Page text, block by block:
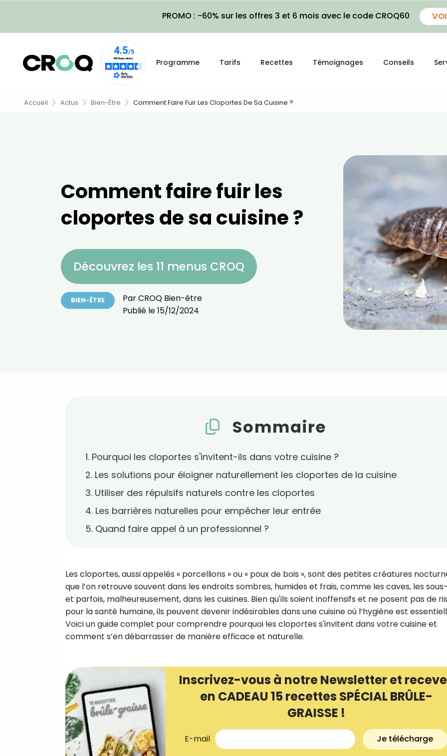
PROMO : -60% sur les offres 3 et 6 mois avec le code CROQ60
Programme Tarifs Recettes Témoignages Conseils
Accueil Actus Bien-Être Comment Faire Fuir Les Cloportes De Sa Cuisine ?
Comment faire fuir les
cloportes de sa cuisine ?
Découvrez les 11 menus CROQ
BIEN-ÊTRE ParCROQ Bien-être
Publié le15/12/2024
Sommaire
1. Pourquoi les cloportes s'invitent-ils dans votre cuisine ?
2. Les solutions pour éloigner naturellement les cloportes de la cuisine
3. Utiliser des répulsifs naturels contre les cloportes
4. Les barrières naturelles pour empêcher leur entrée
5. Quand faire appel à un professionnel ?
Les cloportes, aussi appelés « porcellions » ou « poux de bois », sont des petites créatures
que l’on retrouve souvent dans les endroits sombres, humides et frais, comme les caves, les
et parfois, malheureusement, dans les cuisines. Bien qu'ils soient inoffensifs et ne posent pas de
pour la santé humaine, ils peuvent devenir indésirables dans une cuisine où l’hygiène est
Voici un guide complet pour comprendre pourquoi les cloportes s'invitent dans votre cuisine et
comment s’en débarrasser de manière efficace et naturelle.
Inscrivez-vous à notre Newsletter et
en CADEAU 15 recettes SPÉCIAL BRÛLE-
GRAISSE !
E-mail Je télécharge